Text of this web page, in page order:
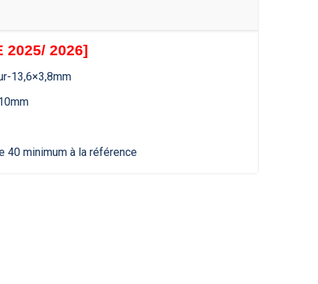
2025/ 2026]
13,6×3,8mm
40 minimum à la référence